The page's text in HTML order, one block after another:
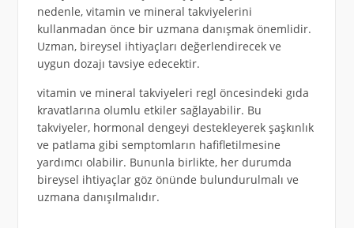
nedenle, vitamin ve mineral takviyelerini
kullanmadan önce bir uzmana danışmak önemlidir.
Uzman, bireysel ihtiyaçları değerlendirecek ve
uygun dozajı tavsiye edecektir.
vitamin ve mineral takviyeleri regl öncesindeki gıda
kravatlarına olumlu etkiler sağlayabilir. Bu
takviyeler, hormonal dengeyi destekleyerek şaşkınlık
ve patlama gibi semptomların hafifletilmesine
yardımcı olabilir. Bununla birlikte, her durumda
bireysel ihtiyaçlar göz önünde bulundurulmalı ve
uzmana danışılmalıdır.